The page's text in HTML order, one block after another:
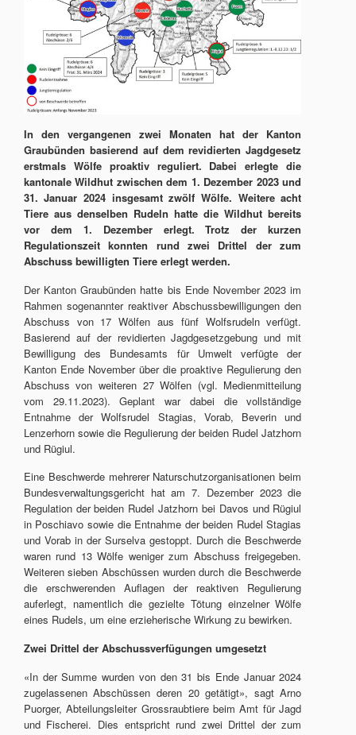
In den vergangenen zwei Monaten hat der Kanton
Graubünden basierend auf dem revidierten Jagdgesetz
erstmals Wölfe proaktiv reguliert. Dabei erlegte die
kantonale Wildhut zwischen dem 1. Dezember 2023 und
31. Januar 2024 insgesamt zwölf Wölfe. Weitere acht
Tiere aus denselben Rudeln hatte die Wildhut bereits
vor dem 1. Dezember erlegt. Trotz der kurzen
Regulationszeit konnten rund zwei Drittel der zum
Abschuss bewilligten Tiere erlegt werden.
Der Kanton Graubünden hatte bis Ende November 2023 im
Rahmen sogenannter reaktiver Abschussbewilligungen den
Abschuss von 17 Wölfen aus fünf Wolfsrudeln verfügt.
Basierend auf der revidierten Jagdgesetzgebung und mit
Bewilligung des Bundesamts für Umwelt verfügte der
Kanton Ende November über die proaktive Regulierung den
Abschuss von weiteren 27 Wölfen (vgl. Medienmitteilung
vom 29.11.2023). Geplant war dabei die vollständige
Entnahme der Wolfsrudel Stagias, Vorab, Beverin und
Lenzerhorn sowie die Regulierung der beiden Rudel Jatzhorn
und Rügiul.
Eine Beschwerde mehrerer Naturschutzorganisationen beim
Bundesverwaltungsgericht hat am 7. Dezember 2023 die
Regulation der beiden Rudel Jatzhorn bei Davos und Rügiul
in Poschiavo sowie die Entnahme der beiden Rudel Stagias
und Vorab in der Surselva gestoppt. Durch die Beschwerde
waren rund 13 Wölfe weniger zum Abschuss freigegeben.
Weiteren sieben Abschüssen wurden durch die Beschwerde
die erschwerenden Auflagen der reaktiven Regulierung
auferlegt, namentlich die gezielte Tötung einzelner Wölfe
eines Rudels, um eine erzieherische Wirkung zu bewirken.
Zwei Drittel der Abschussverfügungen umgesetzt
«In der Summe wurden von den 31 bis Ende Januar 2024
zugelassenen Abschüssen deren 20 getätigt», sagt Arno
Puorger, Abteilungsleiter Grossraubtiere beim Amt für Jagd
und Fischerei. Dies entspricht rund zwei Drittel der zum